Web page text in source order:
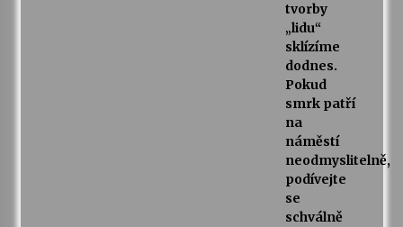
tvorby
„lidu“
sklízíme
dodnes.
Pokud
smrk patří
na
náměstí
neodmyslitelně,
podívejte
se
schválně